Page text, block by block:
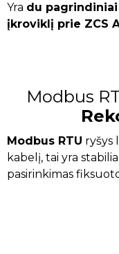
Yra du
įkroviklį prie ZCS
Modbus
Modbus RTU ryšys
kabelį, tai yra
pasirinkimas